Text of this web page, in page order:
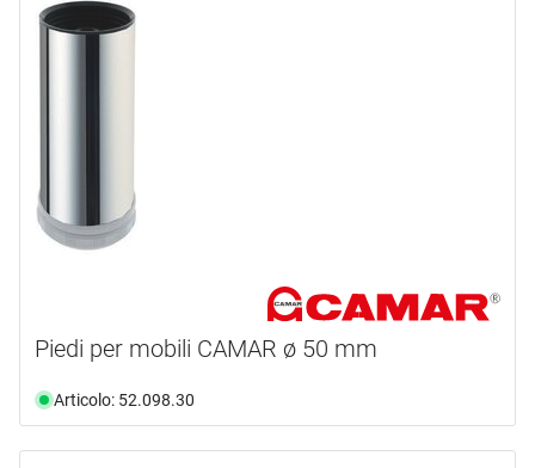
Piedi per mobili CAMAR ø 50 mm
Articolo: 52.098.30